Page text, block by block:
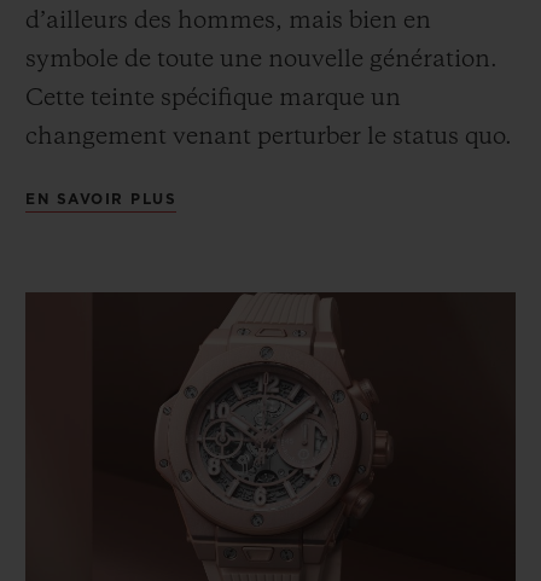
d’ailleurs des hommes, mais bien en
symbole de toute une nouvelle génération.
Cette teinte spécifique marque un
changement venant perturber le status quo.
reconsidérées par la positivité. Le rose - ce
inclusive et confiante de la vie. Une vision
jeune et fraîche porteuse de substance et
redéfinissant le style.
Cette illustration chromatique d’un
nouveau temps ne pouvait échapper à Lapo
Elkann, tête créative de Garage Italia,
nominé à trois reprises dans la prestigieuse
EN SAVOIR PLUS